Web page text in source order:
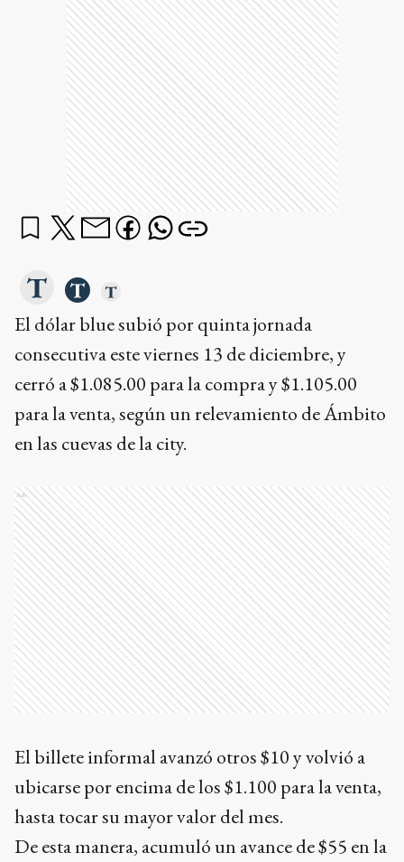
El dólar blue subió por quinta jornada
consecutiva este viernes 13 de diciembre, y
cerró a $1.085.00 para la compra y $1.105.00
para la venta, según un relevamiento de Ámbito
en las cuevas de la city.
Ads
El billete informal avanzó otros $10 y volvió a
ubicarse por encima de los $1.100 para la venta,
hasta tocar su mayor valor del mes.
De esta manera, acumuló un avance de $55 en la